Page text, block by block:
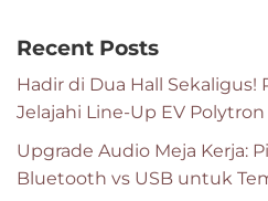
Recent Posts
Hadir di Dua Hall Sekaligus!
Jelajahi Line-Up EV Polytron
Upgrade Audio Meja Kerja:
Bluetooth vs USB untuk